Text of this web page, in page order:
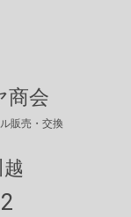
商会
販売・交換